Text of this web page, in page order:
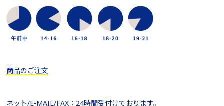
商品のご注文
ネット/E-MAIL/FAX：24時間受付けております。